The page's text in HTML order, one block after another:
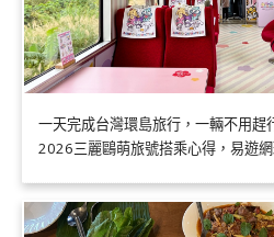
一天完成台灣環島旅行，一輛不用趕
2026三麗鷗萌旅號搭乘心得，易遊